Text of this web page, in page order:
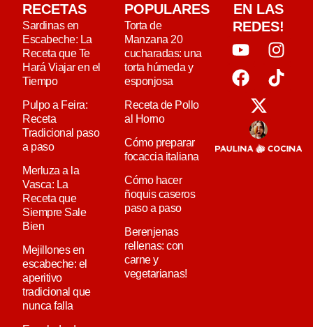
RECETAS
Sardinas en
Escabeche: La
Receta que Te
Hará Viajar en el
Tiempo
Pulpo a Feira:
Receta
Tradicional paso
a paso
Merluza a la
Vasca: La
Receta que
Siempre Sale
Bien
Mejillones en
escabeche: el
aperitivo
tradicional que
nunca falla
POPULARES
Torta de
Manzana 20
cucharadas: una
torta húmeda y
esponjosa
Receta de Pollo
al Horno
Cómo preparar
focaccia italiana
Cómo hacer
ñoquis caseros
paso a paso
Berenjenas
rellenas: con
carne y
vegetarianas!
EN LAS
REDES!